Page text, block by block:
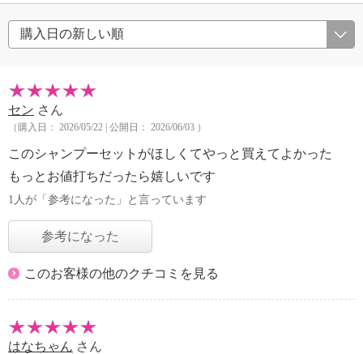
セン さん
（購入日： 2026/05/22 | 公開日： 2026/06/03 ）
このシャンプーセットがほしくてやっと買えてよかった
もっとお値打ちだったら嬉しいです
1人が「参考になった」と言っています
参考になった
このお客様の他のクチコミを見る
はなちゃん さん